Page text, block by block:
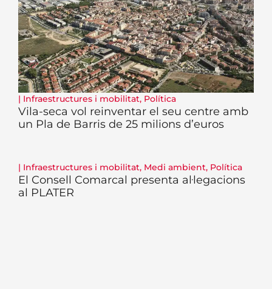
| Infraestructures i mobilitat, Política
Vila-seca vol reinventar el seu centre amb
un Pla de Barris de 25 milions d’euros
| Infraestructures i mobilitat, Medi ambient, Política
El Consell Comarcal presenta al·legacions
al PLATER